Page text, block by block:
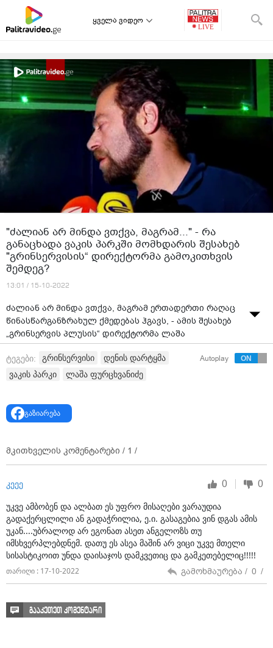
ყველა ვიდეო
"ძალიან არ მინდა ვთქვა, მაგრამ..." - რა
განაცხადა ვაკის პარკში მომხდარის შესახებ
"გრინსერვისის“ დირექტორმა გამოკითხვის
შემდეგ?
13:01 / 15-10-2022
ძალიან არ მინდა ვთქვა, მაგრამ ერთადერთი რაღაც
წინასწარგანზრახულ ქმედებას ჰგავს, - ამის შესახებ
„გრინსერვის პლუსის“ დირექტორმა ლაშა
ფურცხვანიძემ ვაკე-საბურთალოს პოლიციის
სამმართველოში გამოკითხვის დასრულების შემდეგ
ვაკის პარკში მომხდარი ტრაგიკული შემთხვევის
ლაშა ფურცხვანიძის თქმით, შადრევანი ორი თვის
განმავლობაში ტესტირების რეჟიმში მუშაობდა და
„სხვას მე ვერაფერს ვერ ვიტყვი, გამოძიება დაადგენს.
ჩვენი თანამშრომლები წინა დღეს მუშაობდნენ, 3
საათი მუშაობდნენ აუზში, ჩართულ აუზში
სამჯერ ჩახტა ძაღლი, ამის კადრებიც არსებობს და
არანაირი... ჩვენ ორი თვის განმავლობაში ტესტირების
რეჟიმში გვქონდა, ვამუშავებდით და არანაირი
დარღვევა იქ არ აღმოგვჩენია... ძალიან ბევრი
დამთხვევაა და ასე არ ხდება“, - განაცხადა ლაშა
ფურცხვანიძემ.
ყველა ნორმის დაცვით არის ჩატარებული და ყველა
შესაბამისი საბუთი პოლიციაში უკვე დევს.
ტეგები: გრინსერვისი
დენის დარტყმა
ვაკის პარკი
ლაშა ფურცხვანიძე
Autoplay
გაზიარება
მკითხველის კომენტარები / 1 /
კეეე 0 0
უკვე ამბობენ და ალბათ ეს უფრო მისაღები ვარაუდია
გადაქერცლილი ან გადაჭრილია, ე.ი. გასაგებია ვინ დგას ამის
უკან....უბრალოდ არ ეგონათ ასეთ ანგელოზს თუ
იმსხვერპლებდნემ. დათუ ეს ასეა მაშინ არ ვიცი უკვე მთელი
სისასტიკოით უნდა დაისაჯოს დამკვეთიც და გამკეთებელიც!!!!!
თარიღი : 17-10-2022 გამოხმაურება / 0 /
გააკეთეთ კომენტარი